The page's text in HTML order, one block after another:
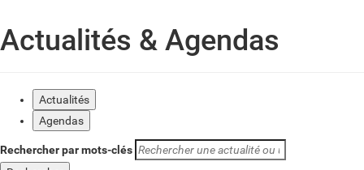
Actualités & Agendas
Actualités
Agendas
Rechercher par mots-clés